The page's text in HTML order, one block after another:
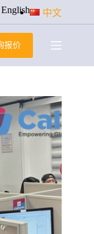
English 中文
报价